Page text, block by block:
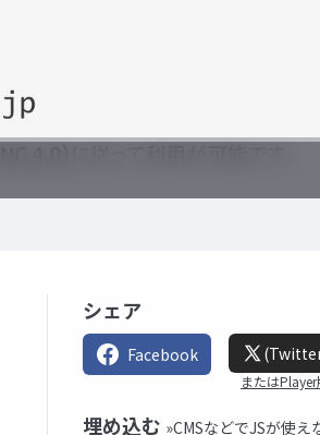
シェア
Facebook
またはPlayer
埋め込む »CMSなどでJSが使え